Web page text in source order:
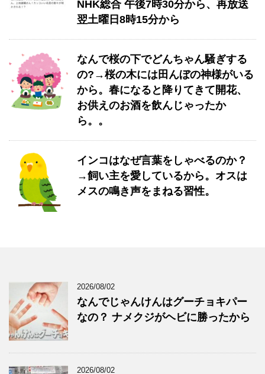
NHK総合 午後7時30分から、再放送
翌土曜日8時15分から
なんで桜の下でどんちゃん騒ぎする
の?→桜の木には田んぼの神様がいる
から。春になると降りてきて開花、
お供えのお酒を飲んじゃったか
ら。。
インコはなぜ言葉をしゃべるのか？
→飼い主を愛しているから。オスは
メスの鳴き声をまねる習性。
2026/08/02
なんでじゃんけんはグーチョキパー
なの？ ナメクジがヘビに勝ったから
2026/08/02